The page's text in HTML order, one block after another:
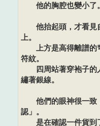
他的胸腔也變小了。
他抬起頭，才看見
上。
上方是高得離譜的
符紋。
四周站著穿袍子的人
繡著銀線。
他們的眼神很一致
認」。
是在確認一件貨到